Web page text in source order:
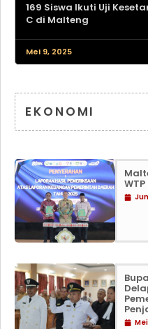
169 Siswa Ikuti Uji
C di Malteng
Mei 9, 2025
EKONOMI